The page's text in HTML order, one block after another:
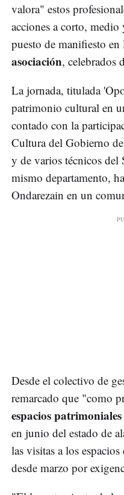
valora" estos
acciones a corto,
puesto de manifiesto en
asociación, celebrados
La jornada, titulada
patrimonio cultural en
contado con la
Cultura del Gobierno
y de varios técnicos
mismo departamento,
Ondarezain en un
Desde el colectivo de
remarcado que "como
espacios
en junio del estado de
las visitas a los
desde marzo por